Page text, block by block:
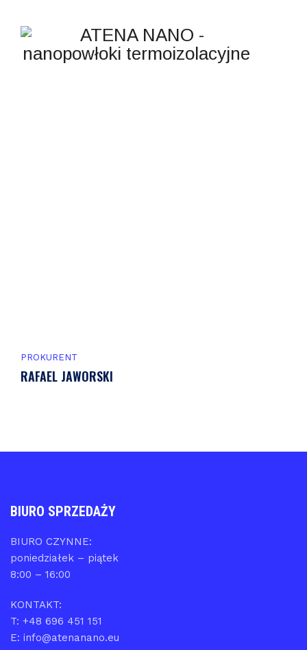
PROKURENT
RAFAEL JAWORSKI
BIURO SPRZEDAŻY
BIURO CZYNNE:
poniedziałek – piątek
8:00 – 16:00
KONTAKT:
T: +48 696 451 151
E: info@atenanano.eu